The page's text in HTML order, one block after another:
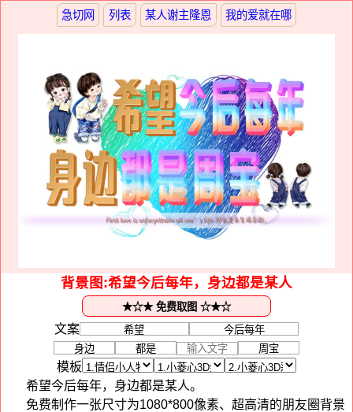
急切网 列表 某人谢主隆恩 我的爱就在哪
背景图:希望今后每年，身边都是某人
文案
模板
希望今后每年，身边都是某人。
免费制作一张尺寸为1080*800像素、超高清的朋友圈背景